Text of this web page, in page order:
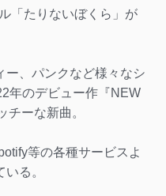
「たりないぼくら」が
ー、パンクなど様々なシ
年のデビュー作『NEW
チーな新曲。
等の各種サービスよ
る。